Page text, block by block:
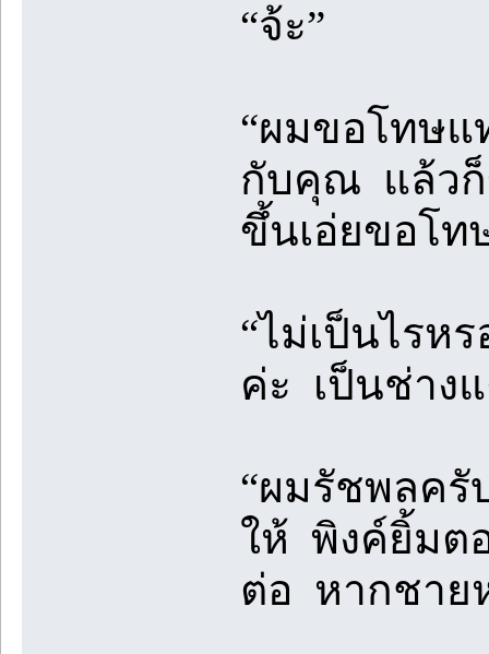
“จ้ะ”
“ผมขอโทษแ
กับคุณ แล้วก็
ขึ้นเอ่ยขอโท
“ไม่เป็นไรห
ค่ะ เป็นช่าง
“ผมรัชพลค
ให้ พิงค์ยิ้มต
ต่อ หากชาย